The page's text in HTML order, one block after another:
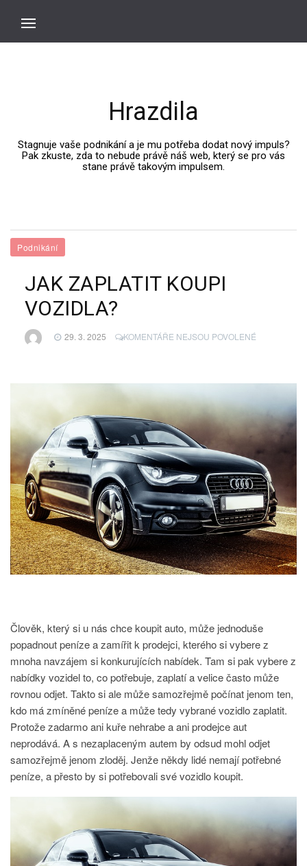
Hrazdila
Stagnuje vaše podnikání a je mu potřeba dodat nový impuls?
Pak zkuste, zda to nebude právě náš web, který se pro vás
stane právě takovým impulsem.
Podnikání
JAK ZAPLATIT KOUPI
VOZIDLA?
29. 3. 2025 KOMENTÁŘE NEJSOU POVOLENÉU
JAK
KOUPI
VOZIDLA?
Člověk, který si u nás chce koupit auto, může jednoduše
popadnout peníze a zamířit k prodejci, kterého si vybere z
mnoha navzájem si konkurujících nabídek. Tam si pak vybere z
nabídky vozidel to, co potřebuje, zaplatí a velice často může
rovnou odjet. Takto si ale může samozřejmě počínat jenom ten,
kdo má zmíněné peníze a může tedy vybrané vozidlo zaplatit.
Protože zadarmo ani kuře nehrabe a ani prodejce aut
neprodává. A s nezaplaceným autem by odsud mohl odjet
samozřejmě jenom zloděj. Jenže někdy lidé nemají potřebné
peníze, a přesto by si potřebovali své vozidlo koupit.